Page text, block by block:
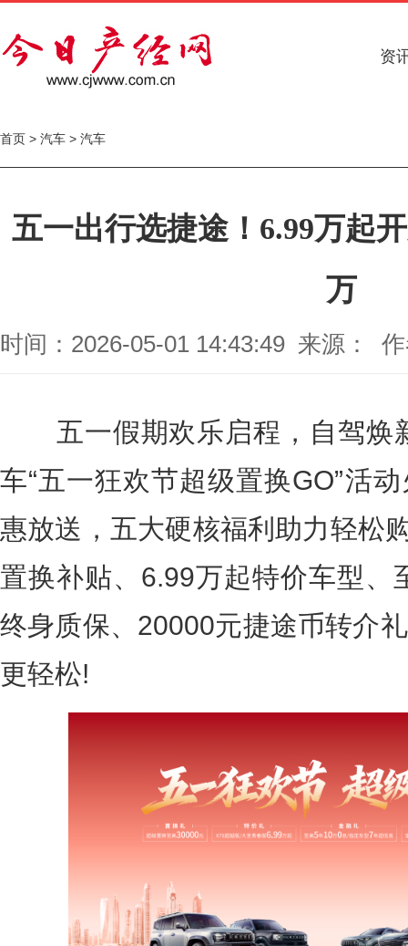
资
首页 > 汽车 > 汽车
五一出行选捷途！6.99万起
万
时间：2026-05-01 14:43:49 来源：
五一假期欢乐启程，自驾焕
车“五一狂欢节超级置换GO”活
惠放送，五大硬核福利助力轻松
置换补贴、6.99万起特价车型、
终身质保、20000元捷途币转介
更轻松!